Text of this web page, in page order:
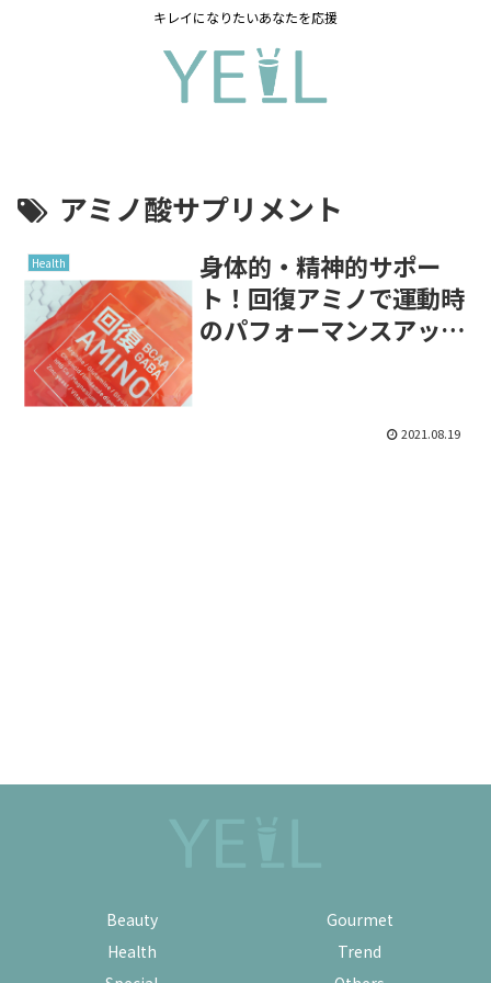
キレイになりたいあなたを応援
アミノ酸サプリメント
Health
身体的・精神的サポー
ト！回復アミノで運動時
のパフォーマンスアッ
2021.08.19
Beauty
Gourmet
Health
Trend